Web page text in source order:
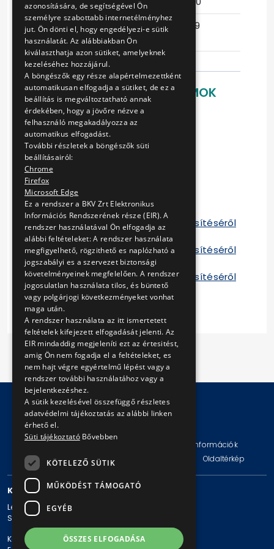
Ajánlattételi
határidő
2017-05-29
LETÖLTHETŐ DOKUMENTUMOK
Ajánlati felhívás
Műszaki követelmények
TÁBLÁZAT extra méretek
Szállítási szerődéstervezet
Kiegészítő tájékoztatás
Szerződés
Tájékoztató a szerződés teljesítéséről
2012
Tájékoztató a szerződés teljesítéséről
2013
Tájékoztató a szerződés teljesítéséről
2014
Impresszum
Technikai információk
Adatvédelmi politika és tájékoztatások
Oldaltérkép
KAPCSOLAT
Levelezési cím: 1980 Budapest, Pf. 11.
Székhely: 1980 Budapest, Akácfa u. 15.
Központi telefonszám: + 36 1 461-65-00
azonosítására, de segítségével Ön
személyre szabottabb internetélményhez
jut. Ön dönti el, hogy engedélyezi-e sütik
használatát. Az alábbiakban Ön
kiválaszthatja azon sütiket, amelyeknek
kezeléséhez hozzájárul.
A böngészők egy része alapértelmezettként
automatikusan elfogadja a sütiket, de ez a
beállítás is megváltoztatható annak
érdekében, hogy a jövőre nézve a
felhasználó megakadályozza az
automatikus elfogadást.
További részletek a böngészők süti
beállításairól:
Chrome
Firefox
Microsoft Edge
Ez a rendszer a BKV Zrt Elektronikus
Információs Rendszerének része (EIR). A
rendszer használatával Ön elfogadja az
alábbi feltételeket: A rendszer használata
megfigyelhető, rögzithető es naplózható a
jogszabályi es a szervezet biztonsági
követelményeinek megfelelően. A rendszer
jogosulatlan használata tilos, és büntető
vagy polgárjogi következményeket vonhat
maga után.
A rendszer használata az itt ismertetett
feltételek kifejezett elfogadását jelenti. Az
EIR mindaddig megjeleníti ezt az értesitést,
amig Ön nem fogadja el a feltételeket, es
nem hajt végre egyértelmű lépést vagy a
rendszer további használatához vagy a
bejelentkezéshez.
A sütik kezelésével összefüggő részletes
adatvédelmi tájékoztatás az alábbi linken
érhető el.
Süti tájékoztató Bővebben
KÖTELEZŐ SÜTIK
MŰKÖDÉST TÁMOGATÓ
EGYÉB
ÖSSZES ELFOGADÁSA